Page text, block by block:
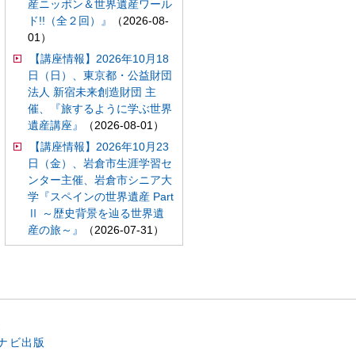
産ニッポン＆世界遺産ワール
ド!!（全２回）』
（2026-08-
01）
【講座情報】2026年10月18
日（日）、東京都・公益財団
法人 新宿未来創造財団 主
催、『旅するように学ぶ世界
遺産講座』
（2026-08-01）
【講座情報】2026年10月23
日（金）、岩倉市生涯学習セ
ンター主催、岩倉市シニア大
学『スペインの世界遺産 Part
Ⅱ ～歴史背景を辿る世界遺
産の旅～』
（2026-07-31）
ビ出版